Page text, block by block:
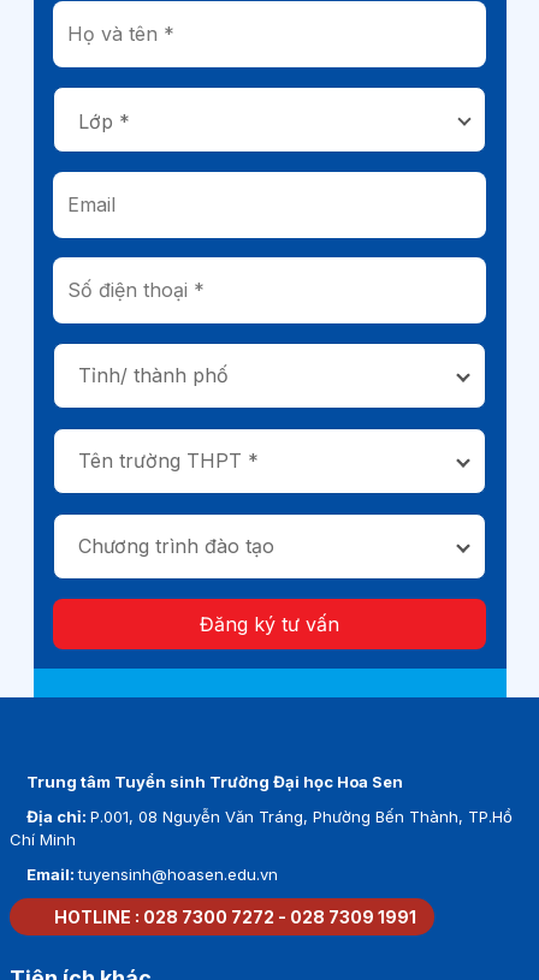
Tỉnh/ thành phố
Tên trường THPT *
Chương trình đào tạo
Đăng ký tư vấn
Trung tâm Tuyển sinh Trường Đại học Hoa Sen
Địa chỉ: P.001, 08 Nguyễn Văn Tráng, Phường Bến Thành, TP.Hồ
Chí Minh
Email:tuyensinh@hoasen.edu.vn
HOTLINE : 028 7300 7272 - 028 7309 1991